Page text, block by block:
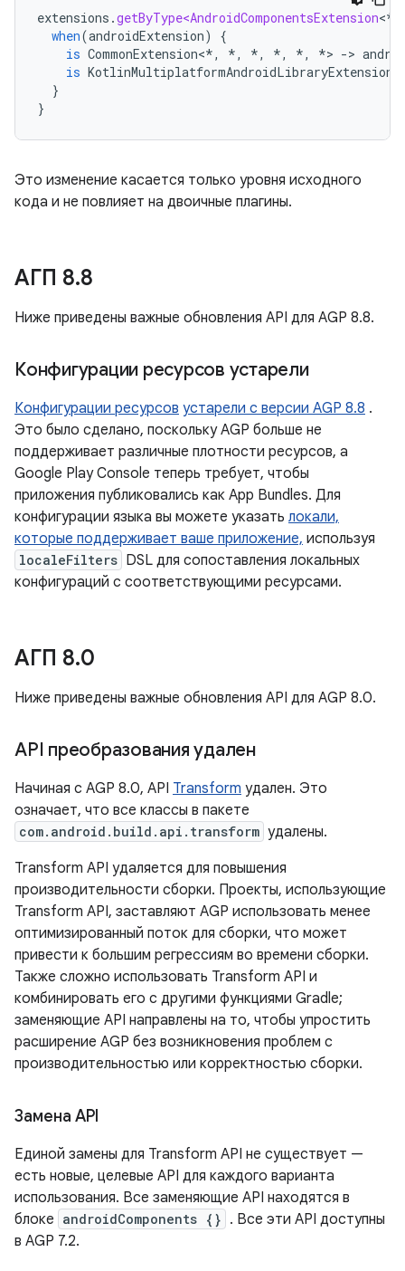
extensions .getByType<AndroidComponentsExtension<*
when(androidExtension)
{
is CommonExtension<*, *, *, *, *, *> ->
is KotlinMultiplatformAndroidLibraryExtension
}
}
Это изменение касается только уровня исходного
кода и не повлияет на двоичные плагины.
АГП 8.8
Ниже приведены важные обновления API для AGP 8.8.
Конфигурации ресурсов устарели
Конфигурации ресурсов устарели с версии AGP 8.8 .
Это было сделано, поскольку AGP больше не
поддерживает различные плотности ресурсов, а
Google Play Console теперь требует, чтобы
приложения публиковались как App Bundles. Для
конфигурации языка вы можете указать локали,
которые поддерживает ваше приложение, используя
localeFilters DSL для сопоставления локальных
конфигураций с соответствующими ресурсами.
АГП 8.0
Ниже приведены важные обновления API для AGP 8.0.
API преобразования удален
Начиная с AGP 8.0, API Transform удален. Это
означает, что все классы в пакете
com.android.build.api.transform удалены.
Transform API удаляется для повышения
производительности сборки. Проекты, использующие
Transform API, заставляют AGP использовать менее
оптимизированный поток для сборки, что может
привести к большим регрессиям во времени сборки.
Также сложно использовать Transform API и
комбинировать его с другими функциями Gradle;
заменяющие API направлены на то, чтобы упростить
расширение AGP без возникновения проблем с
производительностью или корректностью сборки.
Замена API
Единой замены для Transform API не существует —
есть новые, целевые API для каждого варианта
использования. Все заменяющие API находятся в
блоке androidComponents {} . Все эти API доступны
в AGP 7.2.